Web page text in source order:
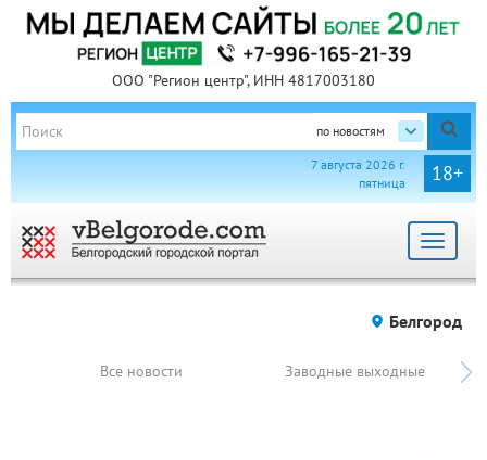
ООО "Регион центр", ИНН 4817003180
по новостям
18+
7 августа 2026 г.
пятница
Toggle
Белгород
Все новости Заводные выходные